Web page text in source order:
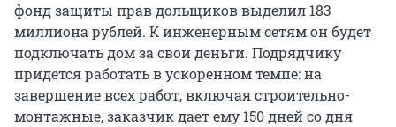
фонд защиты прав дольщиков выделил 183
миллиона рублей. К инженерным сетям он будет
подключать дом за свои деньги. Подрядчику
придется работать в ускоренном темпе: на
завершение всех работ, включая строительно-
монтажные, заказчик дает ему 150 дней со дня